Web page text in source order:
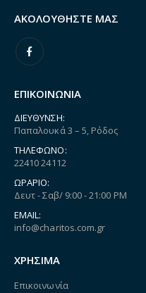
ΑΚΟΛΟΥΘΉΣΤΕ ΜΑΣ
ΕΠΙΚΟΙΝΩΝΙΑ
ΔΙΕΎΘΥΝΣΗ:
Παπαλουκά 3 – 5, Ρόδος
ΤΗΛΈΦΩΝΟ:
22410 24112
ΩΡΆΡΙΟ:
Δευτ - Σαβ/ 9:00 - 21:00 PM
EMAIL:
info@charitos.com.gr
ΧΡΗΣΙΜΑ
Επικοινωνία